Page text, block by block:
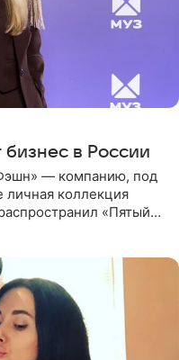
бизнес в России
— компанию, под
личная коллекция
«Пятый